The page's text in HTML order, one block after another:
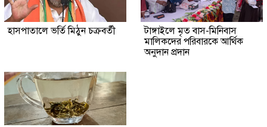
হাসপাতালে ভর্তি মিঠুন চক্রবর্তী
টাঙ্গাইলে মৃত বাস-মিনিবাস
মালিকদের পরিবারকে আর্থিক
অনুদান প্রদান